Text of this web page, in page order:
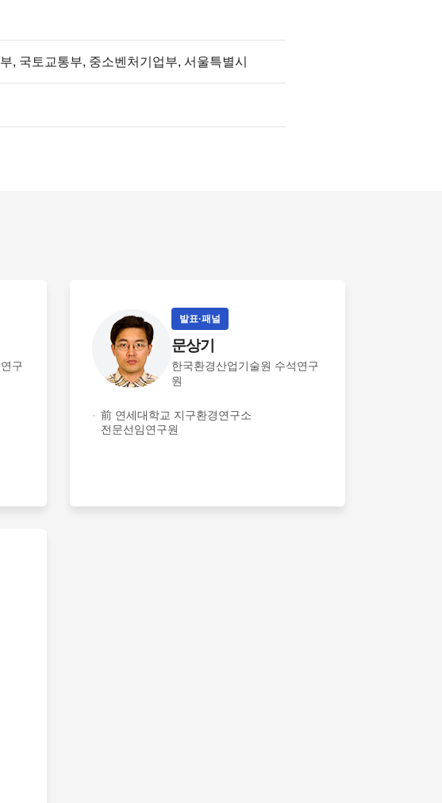
, 국토교통부, 중소벤처기업부, 서울특별시
구
발표·패널
문상기
한국환경산업기술원 수석연구
원
前 연세대학교 지구환경연구소
전문선임연구원